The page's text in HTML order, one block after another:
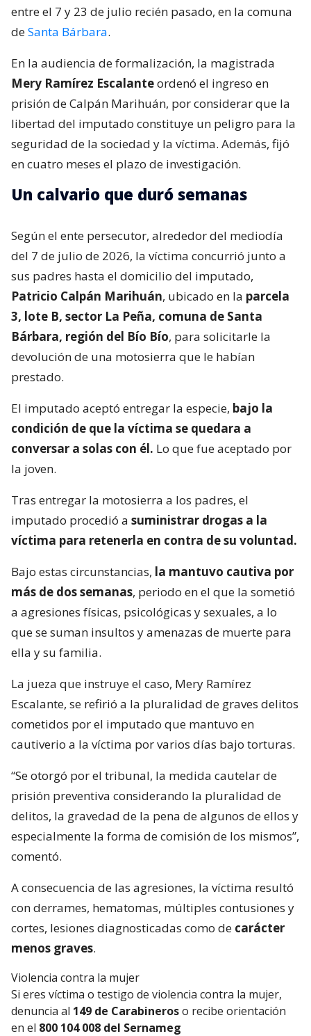
entre el 7 y 23 de julio recién pasado, en la comuna
deSanta Bárbara.
En la audiencia de formalización, la magistrada
Mery Ramírez Escalanteordenó el ingreso en
prisión de Calpán Marihuán, por considerar que la
libertad del imputado constituye un peligro para la
seguridad de la sociedad y la víctima. Además, fijó
en cuatro meses el plazo de investigación.
Un calvario que duró semanas
Según el ente persecutor, alrededor del mediodía
del 7 de julio de 2026, la víctima concurrió junto a
sus padres hasta el domicilio del imputado,
Patricio Calpán Marihuán, ubicado en la parcela
3, lote B, sector La Peña, comuna de Santa
Bárbara, región del Bío Bío, para solicitarle la
devolución de una motosierra que le habían
prestado.
El imputado aceptó entregar la especie, bajo la
condición de que la víctima se quedara a
conversar a solas con él. Lo que fue aceptado por
la joven.
Tras entregar la motosierra a los padres, el
imputado procedió a suministrar drogas a la
víctima para retenerla en contra de su voluntad.
Bajo estas circunstancias, la mantuvo cautiva por
más de dos semanas, periodo en el que la sometió
a agresiones físicas, psicológicas y sexuales, a lo
que se suman insultos y amenazas de muerte para
ella y su familia.
La jueza que instruye el caso, Mery Ramírez
Escalante, se refirió a la pluralidad de graves delitos
cometidos por el imputado que mantuvo en
cautiverio a la víctima por varios días bajo torturas.
“Se otorgó por el tribunal, la medida cautelar de
prisión preventiva considerando la pluralidad de
delitos, la gravedad de la pena de algunos de ellos y
especialmente la forma de comisión de los mismos”,
comentó.
A consecuencia de las agresiones, la víctima resultó
con derrames, hematomas, múltiples contusiones y
cortes, lesiones diagnosticadas como de carácter
menos graves.
Violencia contra la mujer
Si eres víctima o testigo de violencia contra la mujer,
denuncia al 149 de Carabineroso recibe orientación
en el 800 104 008 del Sernameg